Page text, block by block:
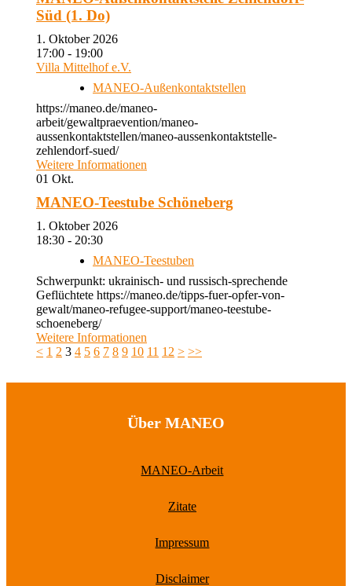
Süd (1. Do)
1. Oktober 2026
17:00 - 19:00
Villa Mittelhof e.V.
MANEO-Außenkontaktstellen
https://maneo.de/maneo-
arbeit/gewaltpraevention/maneo-
aussenkontaktstellen/maneo-aussenkontaktstelle-
zehlendorf-sued/
Weitere Informationen
01 Okt.
MANEO-Teestube Schöneberg
1. Oktober 2026
18:30 - 20:30
MANEO-Teestuben
Schwerpunkt: ukrainisch- und russisch-sprechende
Geflüchtete https://maneo.de/tipps-fuer-opfer-von-
gewalt/maneo-refugee-support/maneo-teestube-
schoeneberg/
Weitere Informationen
< 1 2 3 4 5 6 7 8 9 10 11 12 > >>
Über MANEO
MANEO-Arbeit
Zitate
Impressum
Disclaimer